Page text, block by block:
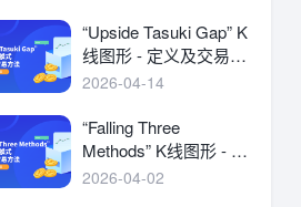
“Upside Tasuki Gap” K
线图形 - 定义及交易方
法
2026-04-14
“Falling Three
Methods” K线图形 - 定
义及交易方法
2026-04-02